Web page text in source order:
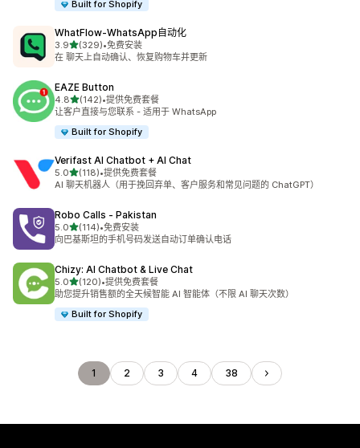
Built for Shopify
WhatFlow‑WhatsApp自动化
3.9星（满分 5 星）
(329)
总共 329 条评论
•免费安装
在 聊天上自动确认、恢复购物车并更新
EAZE Button
4.8星（满分 5 星）
(142)
总共 142 条评论
•提供免费套餐
让客户直接与您联系 - 适用于 WhatsApp
Built for Shopify
Verifast AI Chatbot + AI Chat
5.0星（满分 5 星）
(118)
总共 118 条评论
•提供免费套餐
AI 聊天机器人（用于挽回弃单、客户服务和常见问题的 ChatGPT）
Robo Calls ‑ Pakistan
5.0星（满分 5 星）
(114)
总共 114 条评论
•免费安装
向巴基斯坦的手机号码发送自动订单确认电话
Chizy: AI Chatbot & Live Chat
5.0星（满分 5 星）
(120)
总共 120 条评论
•提供免费套餐
助您提升销售额的全天候智能 AI 智能体（不限 AI 聊天次数）
Built for Shopify
1 2 3 4 38